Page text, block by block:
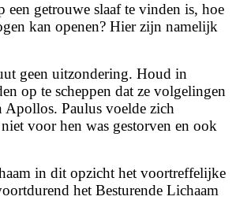
getrouwe slaaf te vinden is, hoe
kan openen? Hier zijn namelijk
geen uitzondering. Houd in
op te scheppen dat ze volgelingen
Apollos. Paulus voelde zich
voor hen was gestorven en ook
in dit opzicht het voortreffelijke
het Besturende Lichaam